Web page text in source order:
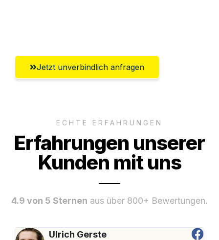
Jetzt unverbindlich anfragen
ECHTE ERFAHRUNGEN
Erfahrungen unserer
Kunden mit uns
4.9 von 5 Sternen aus über 800+ Bewertungen.
Ulrich Gerste